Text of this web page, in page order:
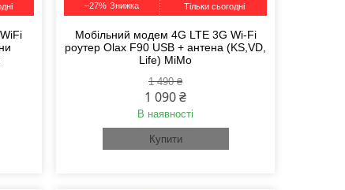
–27% Тільки сьогодні
Мобільний модем 4G LTE 3G Wi-Fi
роутер Olax F90 USB + антена (KS,VD,
Life) MiMo
1 490 ₴
1 090 ₴
В наявності
Купити